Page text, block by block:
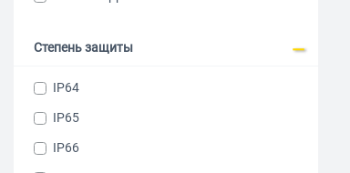
2608х1200
Степень защиты
IP64
IP65
IP66